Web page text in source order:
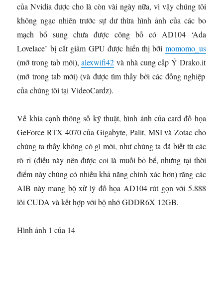
của Nvidia được cho là còn vài ngày nữa, vì vậy chúng tôi
không ngạc nhiên trước sự dư thừa hình ảnh của các bo
mạch bổ sung chưa được công bố có AD104 ‘Ada
Lovelace’ bị cắt giảm GPU được hiển thị bởi momomo_us
(mở trong tab mới),alexwifi42 và nhà cung cấp Ý Drako.it
(mở trong tab mới) (và được tìm thấy bởi các đồng nghiệp
của chúng tôi tại VideoCardz).
Về khía cạnh thông số kỹ thuật, hình ảnh của card đồ họa
GeForce RTX 4070 của Gigabyte, Palit, MSI và Zotac cho
chúng ta thấy không có gì mới, như chúng ta đã biết từ các
rò rỉ (điều này nên được coi là muối bỏ bể, nhưng tại thời
điểm này chúng có nhiều khả năng chính xác hơn) rằng các
AIB này mang bộ xử lý đồ họa AD104 rút gọn với 5.888
lõi CUDA và kết hợp với bộ nhớ GDDR6X 12GB.
Hình ảnh 1 của 14